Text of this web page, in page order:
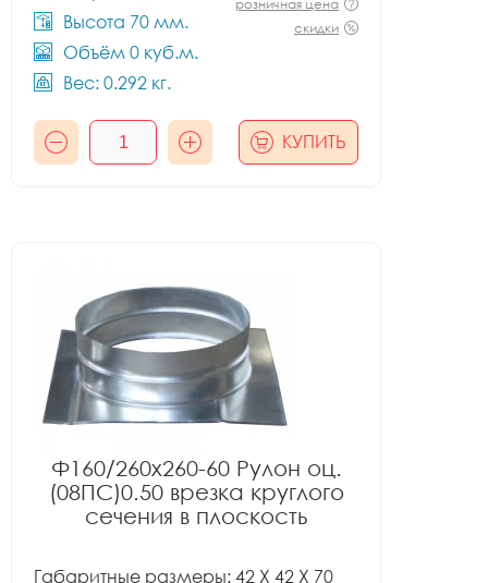
Высота 70 мм.
Объём 0 куб.м.
Вес: 0.292 кг.
розничная цена
скидки
КУПИТЬ
Ф160/260x260-60 Рулон оц.
(08ПС)0.50 врезка круглого
сечения в плоскость
Габаритные размеры: 42 X 42 X 70